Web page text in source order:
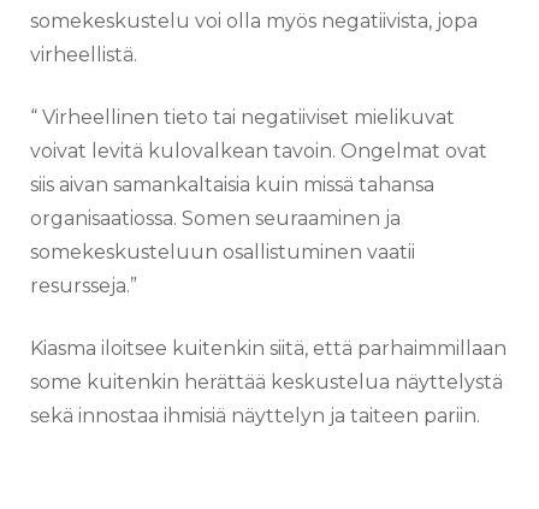
somekeskustelu voi olla myös negatiivista, jopa
virheellistä.
“ Virheellinen tieto tai negatiiviset mielikuvat
voivat levitä kulovalkean tavoin. Ongelmat ovat
siis aivan samankaltaisia kuin missä tahansa
organisaatiossa. Somen seuraaminen ja
somekeskusteluun osallistuminen vaatii
resursseja.”
Kiasma iloitsee kuitenkin siitä, että parhaimmillaan
some kuitenkin herättää keskustelua näyttelystä
sekä innostaa ihmisiä näyttelyn ja taiteen pariin.